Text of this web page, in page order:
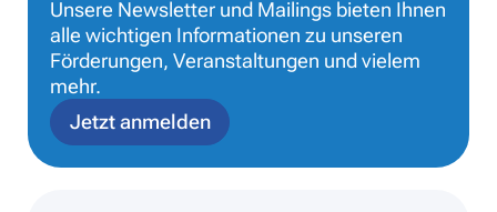
Unsere Newsletter und Mailings bieten Ihnen
alle wichtigen Informationen zu unseren
Förderungen, Veranstaltungen und vielem
mehr.
Jetzt anmelden